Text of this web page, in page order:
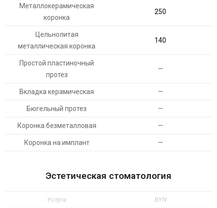
Металлокерамическая
коронка
250
Цельнолитая
металлическая коронка
140
Простой пластиночный
протез
—
Вкладка керамическая —
Бюгельный протез —
Коронка безметалловая —
Коронка на имплант —
Эстетическая стоматология
Услуга BYN